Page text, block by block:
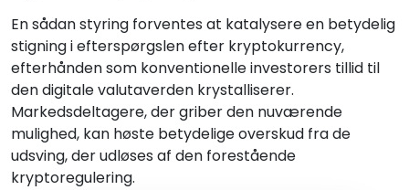
En sådan styring forventes at katalysere en betydelig
stigning i efterspørgslen efter kryptokurrency,
efterhånden som konventionelle investorers tillid til
den digitale valutaverden krystalliserer.
Markedsdeltagere, der griber den nuværende
mulighed, kan høste betydelige overskud fra de
udsving, der udløses af den forestående
kryptoregulering.